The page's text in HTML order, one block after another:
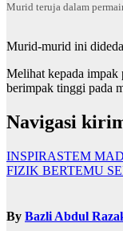
Murid teruja dalam
Murid-murid ini
Melihat kepada impak
berimpak tinggi pada
Navigasi
INSPIRASTEM
FIZIK BERTEMU
By Bazli Abdul